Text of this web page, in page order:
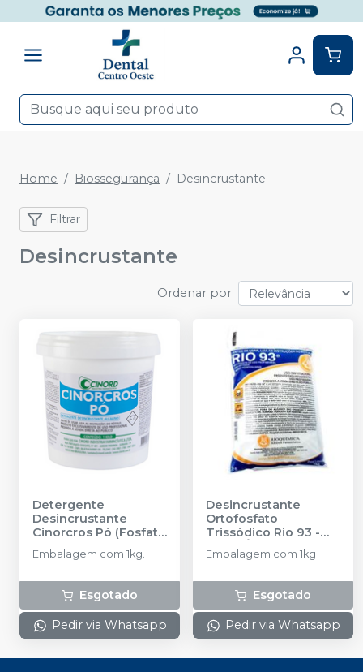
Home Biossegurança Desincrustante
Filtrar
Desincrustante
Ordenar por
Detergente
Desincrustante
Cinorcros Pó (Fosfato
Trissódico) Sem
Perfume 1kg-
Embalagem com 1kg.
Esgotado
Pedir via Whatsapp
Desincrustante
Ortofosfato
Trissódico Rio 93 -
RIOQUÍMICA
Embalagem com 1kg
Esgotado
Pedir via Whatsapp